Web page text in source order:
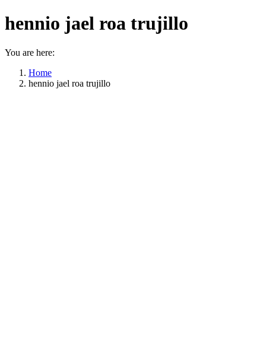
hennio jael roa trujillo
You are here:
Home
hennio jael roa trujillo